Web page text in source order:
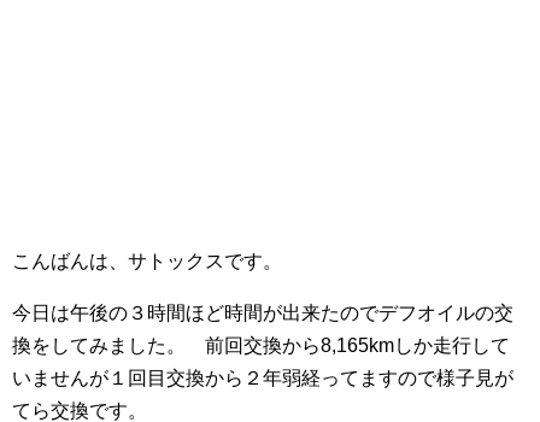
こんばんは、サトックスです。
今日は午後の３時間ほど時間が出来たのでデフオイルの交
換をしてみました。 前回交換から8,165kmしか走行して
いませんが１回目交換から２年弱経ってますので様子見が
てら交換です。